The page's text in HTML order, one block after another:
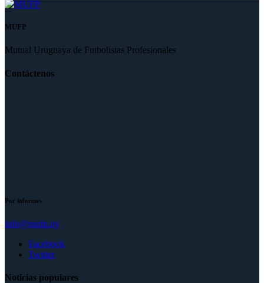
MUFP
Mutual Uruguaya de Futbolistas Profesionales
Contáctenos
Por informes
info@mufp.uy
Facebook
Twitter
Noticias populares